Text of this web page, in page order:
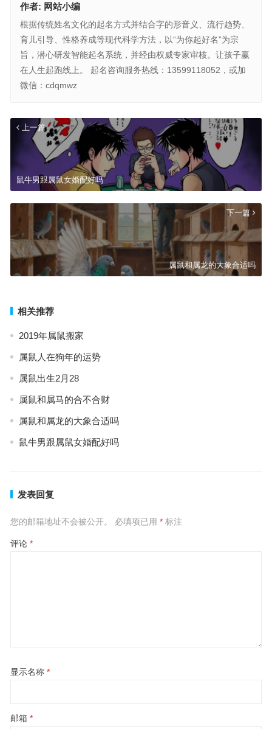
作者: 网站小编
根据传统姓名文化的起名方式并结合字的形音义、流行趋势、
育儿引导、性格养成等现代科学方法，以“为你起好名”为宗
旨，潜心研发智能起名系统，并经由权威专家审核。让孩子赢
在人生起跑线上。 起名咨询服务热线：13599118052，或加
微信：cdqmwz
上一篇
鼠牛男跟属鼠女婚配好吗
下一篇
属鼠和属龙的大象合适吗
相关推荐
2019年属鼠搬家
属鼠人在狗年的运势
属鼠出生2月28
属鼠和属马的合不合财
属鼠和属龙的大象合适吗
鼠牛男跟属鼠女婚配好吗
发表回复
您的邮箱地址不会被公开。 必填项已用 *标注
评论 *
显示名称 *
邮箱 *